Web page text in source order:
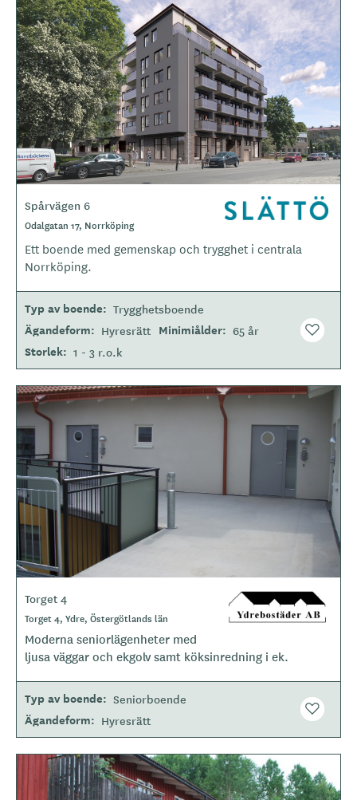
L
o
o
y
e
Spårvägen 6
Odalgatan 17, Norrköping
Ett boende med gemenskap och trygghet i centrala
Norrköping.
Typ av boende Trygghetsboende
Ägandeform Hyresrätt Minimiålder 65 år
Storlek 1 - 3 r.o.k
L
o
o
y
Torget 4
Torget 4, Ydre, Östergötlands län
Moderna seniorlägenheter med
ljusa väggar och ekgolv samt köksinredning i ek.
Typ av boende Seniorboende
Ägandeform Hyresrätt